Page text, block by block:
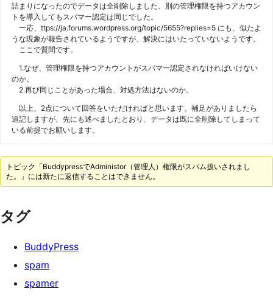
詰まりになったのでデータは全削除しました。別の管理権限を持つアカウン
トを導入してもスパマー認定は同じでした。
一応、ttps://ja.forums.wordpress.org/topic/5655?replies=5 にも、似たよ
うな現象が報告されているようですが、解決にはいたっていないようです。
ここで質問です。
1.なぜ、管理権限を持つアカウントがスパマー認定されなければいけない
のか。
2.再び同じことがあった場合、対処方法はないのか。
以上、2点について回答をいただければと思います。補足がありましたら
追記しますが、先にも述べましたとおり、データは既に全削除してしまって
いる前提でお願いします。
トピック「BuddypressでAdministor（管理人）権限がスパム扱いされまし
た。」には新たに返信することはできません。
タグ
BuddyPress
spam
spamer